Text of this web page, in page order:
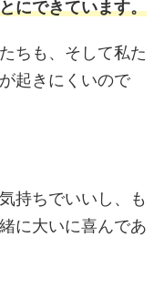
にできています。
ちも、そして私た
起きにくいので
持ちでいいし、も
に大いに喜んであ